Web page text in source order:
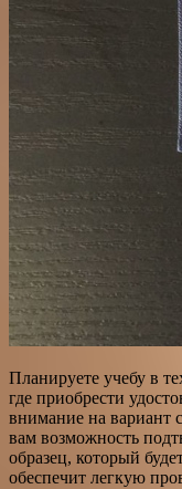
Планируете учебу в
где приобрести
внимание на вариант
вам возможность
образец, который
обеспечит легкую